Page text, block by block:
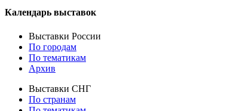
Календарь выставок
Выставки России
По городам
По тематикам
Архив
Выставки СНГ
По странам